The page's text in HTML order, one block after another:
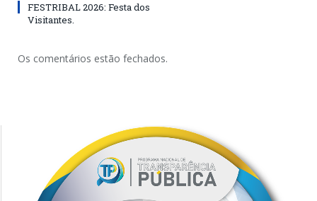
FESTRIBAL 2026: Festa dos
Visitantes.
Os comentários estão fechados.